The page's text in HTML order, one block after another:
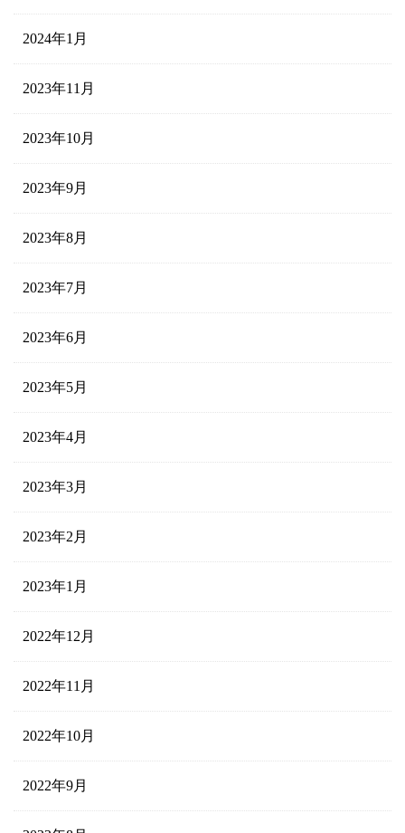
2024年1月
2023年11月
2023年10月
2023年9月
2023年8月
2023年7月
2023年6月
2023年5月
2023年4月
2023年3月
2023年2月
2023年1月
2022年12月
2022年11月
2022年10月
2022年9月